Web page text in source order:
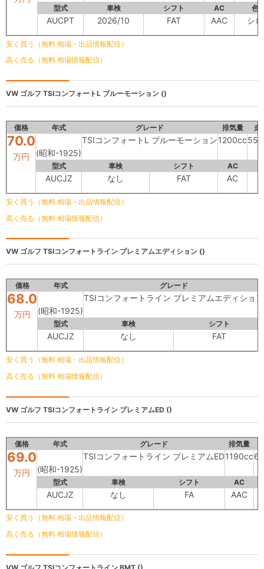
型式 車検 シフト AC 色
AUCPT 2026/10 FAT AAC シロ
安く買う（無料 相場・出品情報配信）
高く売る（無料 相場情報配信）
VW ゴルフ TSIコンフォートL ブルーモーション ()
価格 年式 グレード 排気量 走
70.0
万円 (昭和-1925)
TSIコンフォートL ブルーモーション1200cc
型式 車検 シフト AC
AUCJZ なし FAT AC
安く買う（無料 相場・出品情報配信）
高く売る（無料 相場情報配信）
VW ゴルフ TSIコンフォートライン プレミアムエディション ()
価格 年式 グレード
68.0
万円 (昭和-1925)
TSIコンフォートライン プレミアムエディション
型式 車検 シフト
AUCJZ なし FAT
安く買う（無料 相場・出品情報配信）
高く売る（無料 相場情報配信）
VW ゴルフ TSIコンフォートライン プレミアムED ()
価格 年式 グレード 排気量
69.0
万円 (昭和-1925)
TSIコンフォートライン プレミアムED1190cc
型式 車検 シフト AC
AUCJZ なし FA AAC
安く買う（無料 相場・出品情報配信）
高く売る（無料 相場情報配信）